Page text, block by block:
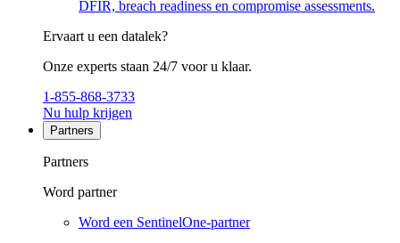
DFIR, breach readiness en compromise assessments.
Ervaart u een datalek?
Onze experts staan 24/7 voor u klaar.
1-855-868-3733
Nu hulp krijgen
Partners
Partners
Word partner
Word een SentinelOne-partner